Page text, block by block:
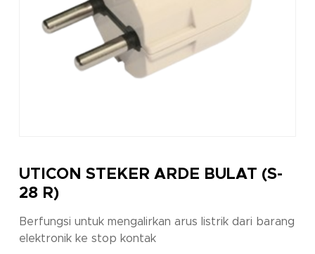
UTICON STEKER ARDE BULAT (S-
28 R)
Berfungsi untuk mengalirkan arus listrik dari barang
elektronik ke stop kontak